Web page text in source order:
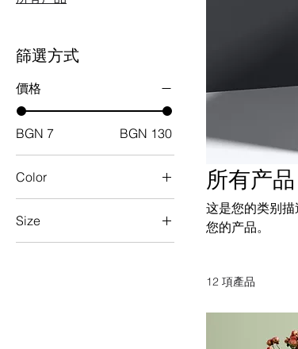
篩選方式
價格
BGN 7 BGN 130
Color
Size
所有产品
这是您的类别
您的产品。
12 項產品